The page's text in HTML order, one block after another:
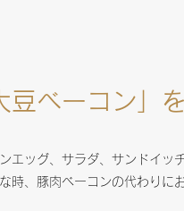
豆ベーコン」を
エッグ、サラダ、サンドイッ
時、豚肉ベーコンの代わりに